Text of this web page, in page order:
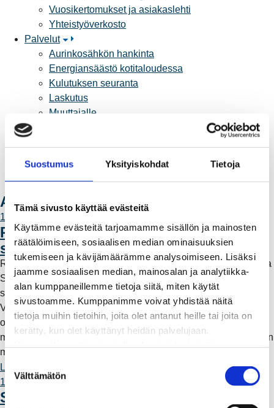
Suostumus Yksityiskohdat Tietoja
Tämä sivusto käyttää evästeitä
Käytämme evästeitä tarjoamamme sisällön ja mainosten
räätälöimiseen, sosiaalisen median ominaisuuksien
tukemiseen ja kävijämäärämme analysoimiseen. Lisäksi
jaamme sosiaalisen median, mainosalan ja analytiikka-
alan kumppaneillemme tietoja siitä, miten käytät
sivustoamme. Kumppanimme voivat yhdistää näitä
tietoja muihin tietoihin, joita olet antanut heille tai joita on
kerätty, kun olet käyttänyt heidän palvelujaan.
o
Välttämätön
Vuosikertomukset ja asiakaslehti
Yhteistyöverkosto
Palvelut
Aurinkosähkön hankinta
Energiansäästö kotitaloudessa
Kulutuksen seuranta
Laskutus
Muuttajalle
Ajankohtaista
11.6.2026 12:00
Rauman Energia vahvistaa rooliaan
sähköntuotannossa
Rauman Energia on ostanut lisää osuuksia sähköntuotannosta
Suomessa ja Pohjoismaissa, kun Kokemäen Sähkö Oy myi
sähköntuotanto-osuutensa Rauman Energia Oy:lle.
Vappuaattona toteutunut kauppa parantaa yhtiön
omavaraisuutta ja lisää päästötöntä sähköntuotantoa. Mutta
mitä tämä tarkoittaa käytännössä – ja miksi sähköntuotantoa on
myös kaukana Raumalta?
Lue lisää
11.6.2026 12:00
Säävarma sähköverkko rakentuu